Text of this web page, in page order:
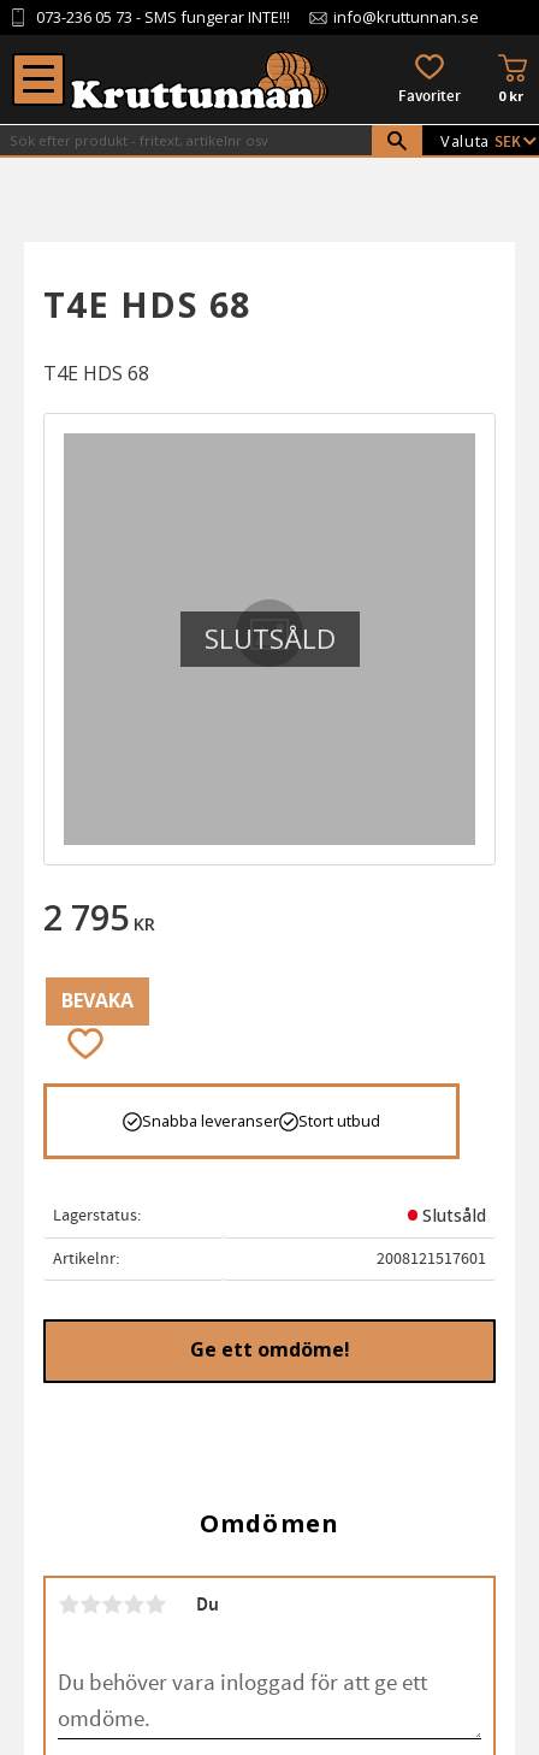
Meny
073-236 05 73 - SMS fungerar INTE!!! info@kruttunnan.se
FAVORITER 0kr
Valuta
T4E HDS 68
T4E HDS 68
SLUTSÅLD
2 795 KR
Lägg till i favoriter
BEVAKA
Snabba leveranser Stort utbud
Lagerstatus
Slutsåld
Artikelnr
2008121517601
Ge ett omdöme!
Omdömen
Du